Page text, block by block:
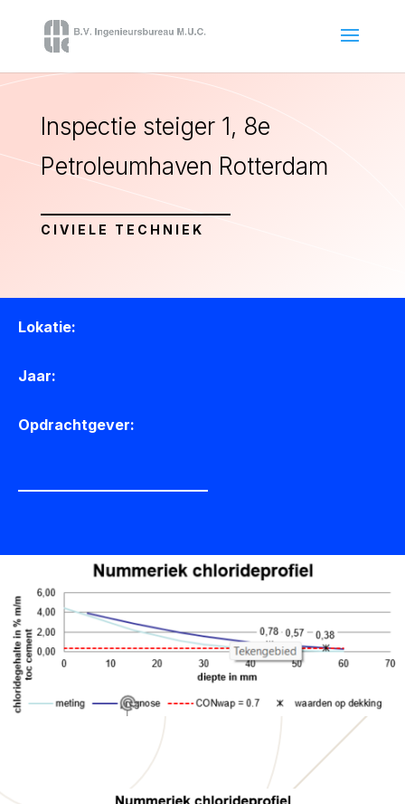
Inspectie steiger 1, 8e
Petroleumhaven Rotterdam
CIVIELE TECHNIEK
Lokatie:
Jaar:
Opdrachtgever: